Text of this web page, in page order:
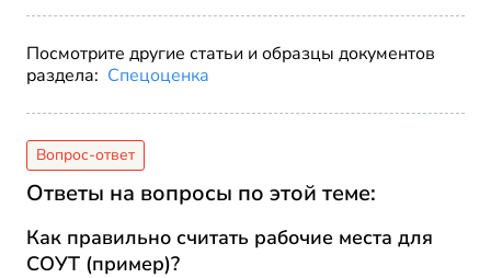
Посмотрите другие статьи и образцы документов
раздела: Спецоценка
Ответы на вопросы по этой теме:
Как правильно считать рабочие места для
СОУТ (пример)?